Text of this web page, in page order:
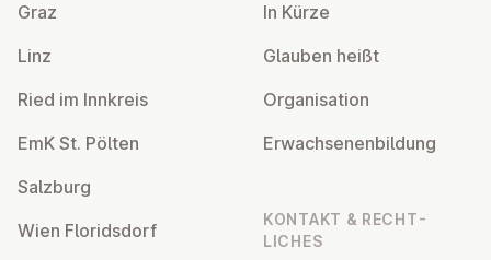
Graz
Linz
Ried im Innkreis
EmK St. Pölten
Salzburg
Wien Flor­idsdorf
In Kürze
Glauben heißt
Or­gan­isa­tion
Er­wach­sen­en­bildung
KONTAKT & RECHT­
LICHES